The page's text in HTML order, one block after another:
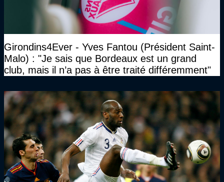
Girondins4Ever - Yves Fantou (Président Saint-
Malo) : "Je sais que Bordeaux est un grand
club, mais il n’a pas à être traité différemment"